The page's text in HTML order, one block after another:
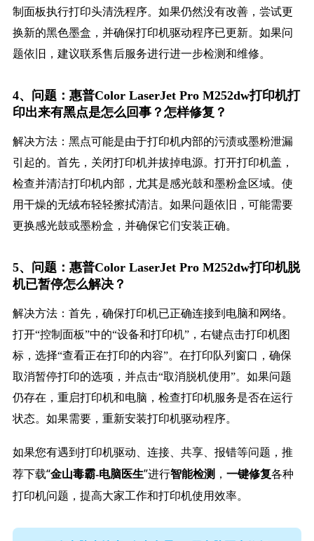
制面板执行打印头清洗程序。如果仍然没有改善，尝试更
换新的黑色墨盒，并确保打印机驱动程序已更新。如果问
题依旧，建议联系售后服务进行进一步检测和维修。
4、问题：惠普Color LaserJet Pro M252dw打印机打
印出来有黑点是怎么回事？怎样修复？
解决方法：黑点可能是由于打印机内部的污渍或墨粉泄漏
引起的。首先，关闭打印机并拔掉电源。打开打印机盖，
检查并清洁打印机内部，尤其是感光鼓和墨粉盒区域。使
用干燥的无绒布轻轻擦拭清洁。如果问题依旧，可能需要
更换感光鼓或墨粉盒，并确保它们安装正确。
5、问题：惠普Color LaserJet Pro M252dw打印机脱
机已暂停怎么解决？
解决方法：首先，确保打印机已正确连接到电脑和网络。
打开“控制面板”中的“设备和打印机”，右键点击打印机图
标，选择“查看正在打印的内容”。在打印队列窗口，确保
取消暂停打印的选项，并点击“取消脱机使用”。如果问题
仍存在，重启打印机和电脑，检查打印机服务是否在运行
状态。如果需要，重新安装打印机驱动程序。
如果您有遇到打印机驱动、连接、共享、报错等问题，推
荐下载“金山毒霸-电脑医生”进行智能检测， 一键修复各种
打印机问题，提高大家工作和打印机使用效率。